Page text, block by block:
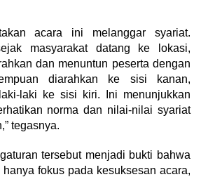
acara ini melanggar syariat.
masyarakat datang ke lokasi,
dan menuntun peserta dengan
diarahkan ke sisi kanan,
laki ke sisi kiri. Ini menunjukkan
norma dan nilai-nilai syariat
tegasnya.
tersebut menjadi bukti bahwa
fokus pada kesuksesan acara,